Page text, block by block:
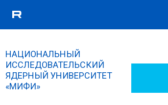
Форма
НАЦИОНАЛЬНЫЙ
ИССЛЕДОВАТЕЛЬСКИЙ
ЯДЕРНЫЙ УНИВЕРСИТЕТ
«МИФИ»